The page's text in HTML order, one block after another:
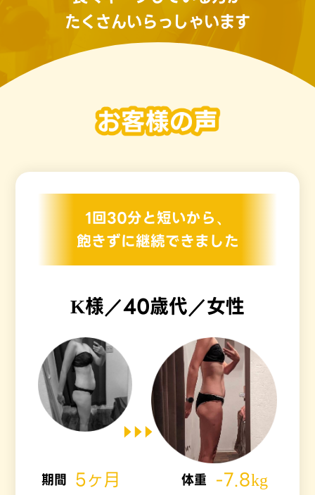
たくさんいらっしゃいます
1回30分と短いから、
飽きずに継続できました
K様／40歳代／女性
期間 5ヶ月 体重 -7.8kg